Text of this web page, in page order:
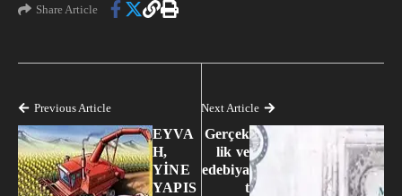
Share Article
Previous Article
EYVA
H,
YİNE
YAPIS
Next Article
Gerçek
lik ve
edebiya
t